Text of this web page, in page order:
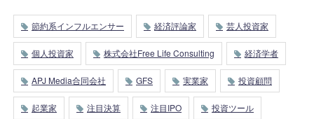
節約系インフルエンサー 経済評論家 芸人投資家
個人投資家 株式会社Free Life Consulting 経済学者
APJ Media合同会社 GFS 実業家 投資顧問
起業家 注目決算 注目IPO 投資ツール